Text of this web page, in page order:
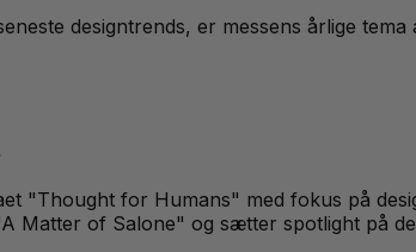
designtrends, er messens årlige
"Thought for Humans" med fokus på
Matter of Salone" og sætter spotlight på